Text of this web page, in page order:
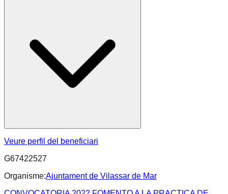
Veure perfil del beneficiari
G67422527
Organisme:Ajuntament de Vilassar de Mar